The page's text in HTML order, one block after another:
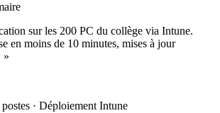
sur les 200 PC du collège via Intune.
en moins de 10 minutes, mises à jour
»
· Déploiement Intune